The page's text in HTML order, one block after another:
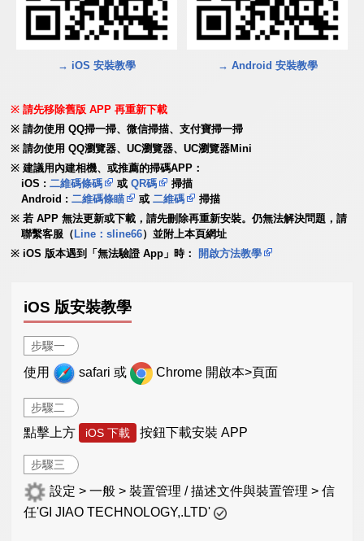
→ iOS 安裝教學 → Android 安裝教學
請先移除舊版 APP 再重新下載
請勿使用 QQ掃一掃、微信掃描、支付寶掃一掃
請勿使用 QQ瀏覽器、UC瀏覽器、UC瀏覽器Mini
建議用內建相機、或推薦的掃碼APP：
iOS :二維碼條碼 或QR碼
掃描
Android :二維碼條瞄 或二維碼
掃描
若 APP 無法更新或下載，請先刪除再重新安裝。仍無法解決問題，請
聯繫客服（ Line：sline66）並附上本頁網址
iOS 版本遇到「無法驗證 App」時：
開啟方法教學
iOS 版安裝教學
步驟一
使用 safari 或 Chrome 開啟本>頁面
步驟二
點擊上方 iOS 下載 按鈕下載安裝 APP
步驟三
設定 > 一般 > 裝置管理 / 描述文件與裝置管理 > 信
任'GI JIAO TECHNOLOGY,.LTD'